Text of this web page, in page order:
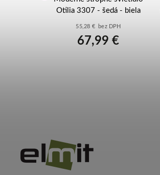
Otilia 3307 - šedá - biela
55,28 € bez DPH
67,99 €